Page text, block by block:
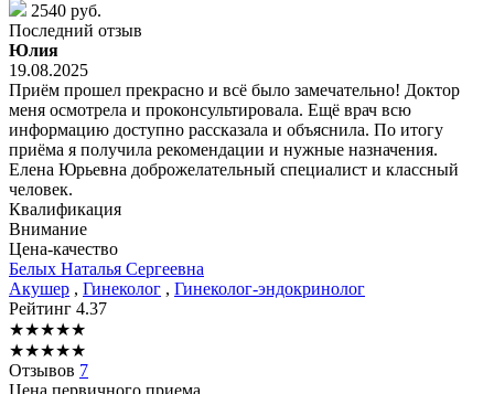
2540 руб.
Последний отзыв
Юлия
19.08.2025
Приём прошел прекрасно и всё было замечательно! Доктор
меня осмотрела и проконсультировала. Ещё врач всю
информацию доступно рассказала и объяснила. По итогу
приёма я получила рекомендации и нужные назначения.
Елена Юрьевна доброжелательный специалист и классный
человек.
Квалификация
Внимание
Цена-качество
Белых Наталья Сергеевна
Акушер , Гинеколог , Гинеколог-эндокринолог
Рейтинг 4.37
★★★★★
★★★★★
Отзывов 7